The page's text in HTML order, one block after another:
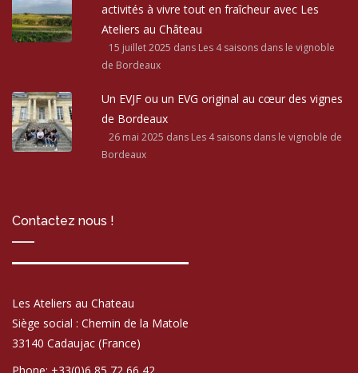
activités à vivre tout en fraîcheur avec Les
Ateliers au Château
15 juillet 2025 dans Les 4 saisons dans le vignoble
de Bordeaux
Un EVJF ou un EVG original au cœur des vignes
de Bordeaux
26 mai 2025 dans Les 4 saisons dans le vignoble de
Bordeaux
Contactez nous !
Les Ateliers au Chateau
Siège social : Chemin de la Matole
33140 Cadaujac (France)